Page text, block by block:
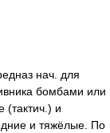
нач. для
бомбами или
(тактич.) и
и тяжёлые. По